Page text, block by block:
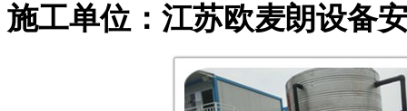
施工单位： 江苏欧麦朗设备